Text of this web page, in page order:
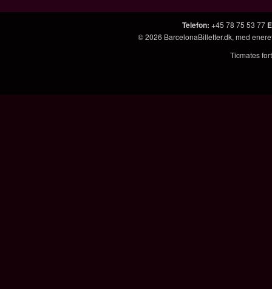
Telefon: +45 78 75 53 77
© 2026 BarcelonaBilletter.dk, med
Ticmates